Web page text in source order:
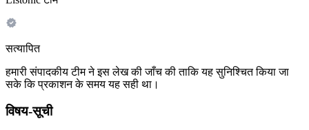
सत्यापित
हमारी संपादकीय टीम ने इस लेख की जाँच की ताकि यह सुनिश्चित किया जा
सके कि प्रकाशन के समय यह सही था।
विषय-सूची